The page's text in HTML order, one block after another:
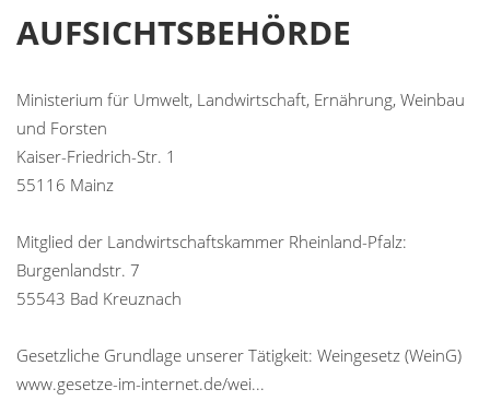
AUFSICHTSBEHÖRDE
Ministerium für Umwelt, Landwirtschaft, Ernährung, Weinbau
und Forsten
Kaiser-Friedrich-Str. 1
55116 Mainz
Mitglied der Landwirtschaftskammer Rheinland-Pfalz:
Burgenlandstr. 7
55543 Bad Kreuznach
Gesetzliche Grundlage unserer Tätigkeit: Weingesetz (WeinG)
www.gesetze-im-internet.de/wei...